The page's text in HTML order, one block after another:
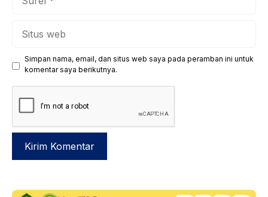
web
Simpan nama, email, dan situs web saya pada peramban ini untuk
komentar saya berikutnya.